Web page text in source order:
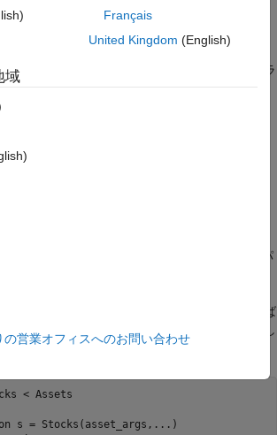
らのスーパークラス コンストラクター
トラクター内で各スーパークラスのコンストラ
には、次の構文を使用します。
は対応するスーパ
ラクターで必要な引数です。
と呼ば
クラスである、
Stocksと呼ばれるクラスを表し
< Assets
s = Stocks(asset_args, ... )
Français
United Kingdom (English)
域
の営業オフィスへのお問い合わせ